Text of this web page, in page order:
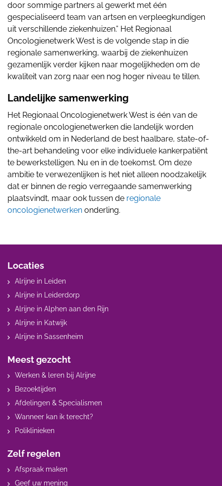
door sommige partners al gewerkt met één
gespecialiseerd team van artsen en verpleegkundigen
uit verschillende ziekenhuizen.” Het Regionaal
Oncologienetwerk West is de volgende stap in die
regionale samenwerking, waarbij de ziekenhuizen
gezamenlijk verder kijken naar mogelijkheden om de
kwaliteit van zorg naar een nog hoger niveau te tillen.
Landelijke samenwerking
Het Regionaal Oncologienetwerk West is één van de
regionale oncologienetwerken die landelijk worden
ontwikkeld om in Nederland de best haalbare, state-of-
the-art behandeling voor elke individuele kankerpatiënt
te bewerkstelligen. Nu en in de toekomst. Om deze
ambitie te verwezenlijken is het niet alleen noodzakelijk
dat er binnen de regio verregaande samenwerking
plaatsvindt, maar ook tussen de regionale
oncologienetwerken onderling.
Locaties
Alrijne in Leiden
Alrijne in Leiderdorp
Alrijne in Alphen aan den Rijn
Alrijne in Katwijk
Alrijne in Sassenheim
Meest gezocht
Werken & leren bij Alrijne
Bezoektijden
Afdelingen & Specialismen
Wanneer kan ik terecht?
Poliklinieken
Zelf regelen
Afspraak maken
Geef uw mening